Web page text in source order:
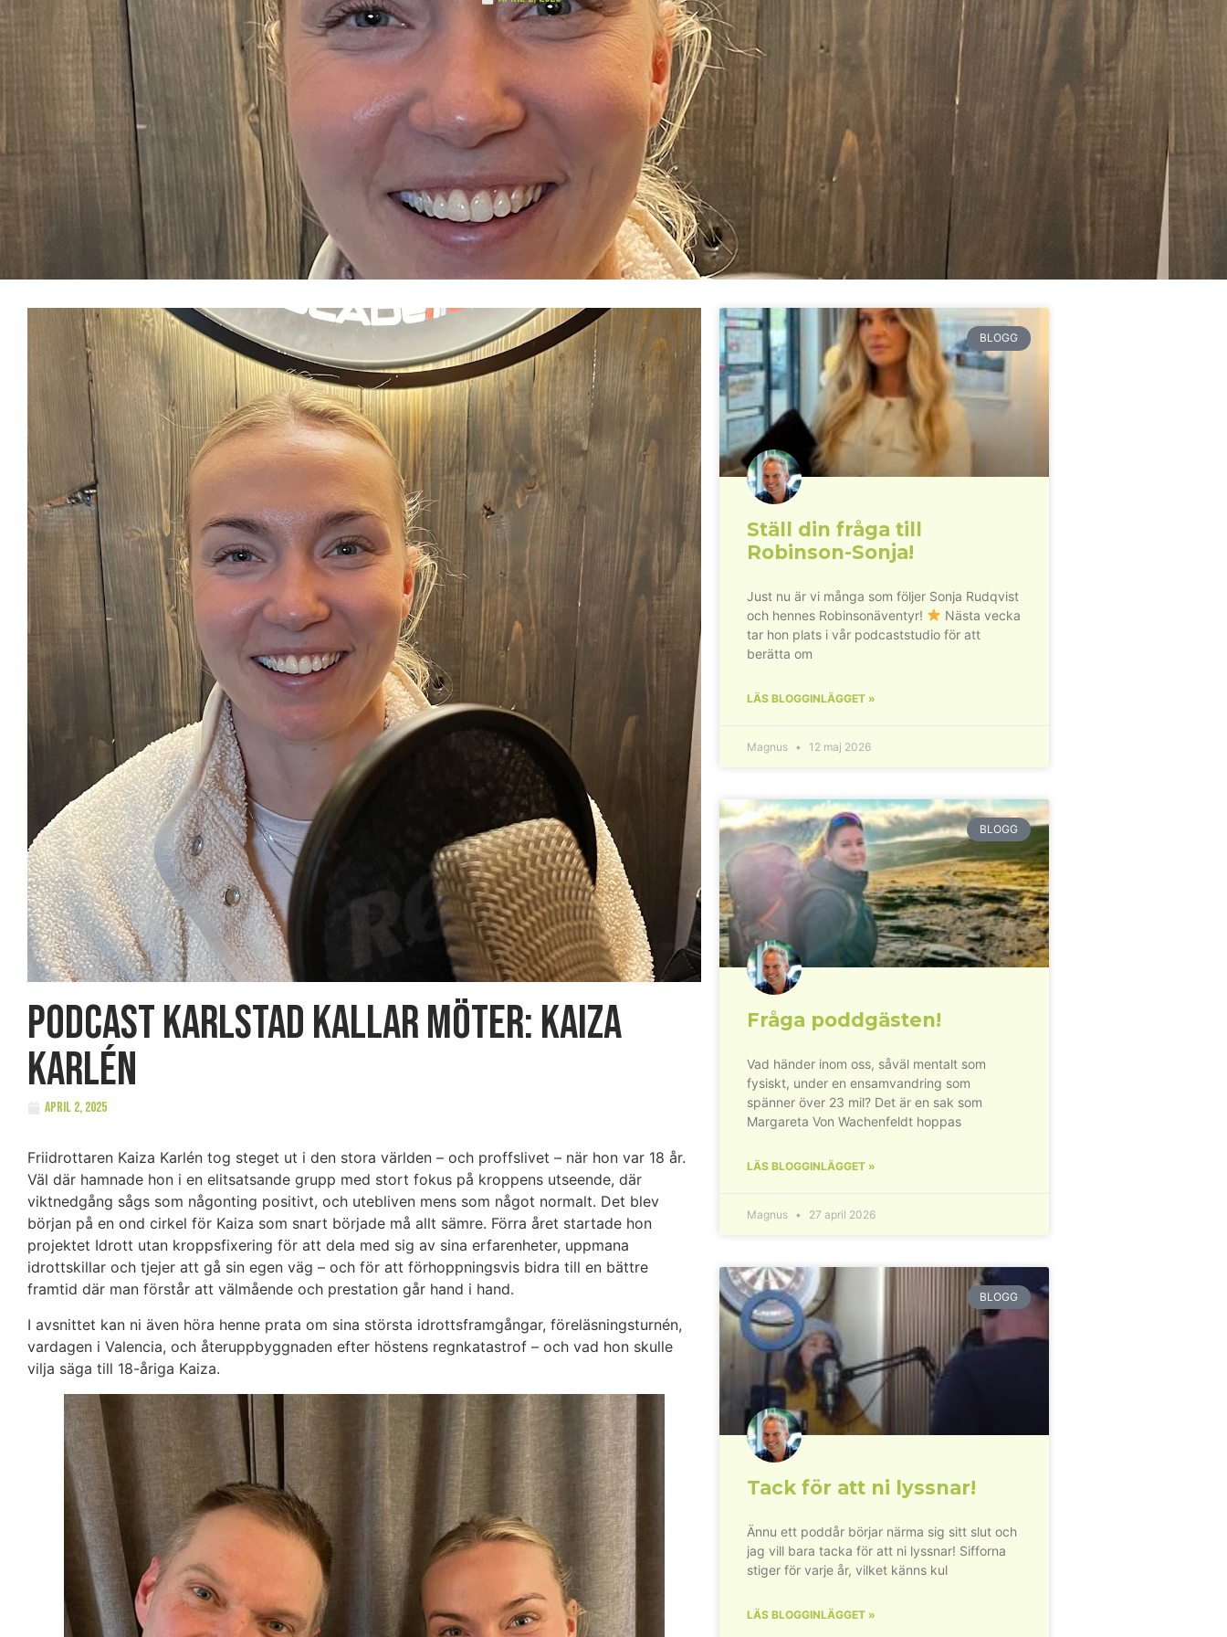
PODCAST Karlstad Kallar möter: Kaiza
Karlén
april 2, 2025
Friidrottaren Kaiza Karlén tog steget ut i den stora världen – och proffslivet – när hon var 18 år.
Väl där hamnade hon i en elitsatsande grupp med stort fokus på kroppens utseende, där
viktnedgång sågs som någonting positivt, och utebliven mens som något normalt. Det blev
början på en ond cirkel för Kaiza som snart började må allt sämre. Förra året startade hon
projektet Idrott utan kroppsfixering för att dela med sig av sina erfarenheter, uppmana
idrottskillar och tjejer att gå sin egen väg – och för att förhoppningsvis bidra till en bättre
framtid där man förstår att välmående och prestation går hand i hand.
I avsnittet kan ni även höra henne prata om sina största idrottsframgångar, föreläsningsturnén,
vardagen i Valencia, och återuppbyggnaden efter höstens regnkatastrof – och vad hon skulle
vilja säga till 18-åriga Kaiza.
BLOGG
Ställ din fråga till
Robinson-Sonja!
Just nu är vi många som följer Sonja Rudqvist
och hennes Robinsonäventyr!
Nästa vecka
tar hon plats i vår podcaststudio för att
berätta om
LÄS BLOGGINLÄGGET »
Magnus 12 maj 2026
BLOGG
Fråga poddgästen!
Vad händer inom oss, såväl mentalt som
fysiskt, under en ensamvandring som
spänner över 23 mil? Det är en sak som
Margareta Von Wachenfeldt hoppas
LÄS BLOGGINLÄGGET »
Magnus 27 april 2026
BLOGG
Tack för att ni lyssnar!
Ännu ett poddår börjar närma sig sitt slut och
jag vill bara tacka för att ni lyssnar! Sifforna
stiger för varje år, vilket känns kul
LÄS BLOGGINLÄGGET »